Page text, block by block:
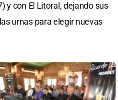
y con El Litoral, dejando sus
urnas para elegir nuevas